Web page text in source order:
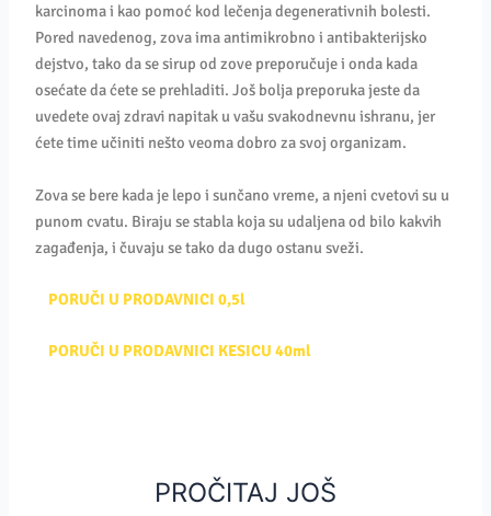
karcinoma i kao pomoć kod lečenja degenerativnih bolesti.
Pored navedenog, zova ima antimikrobno i antibakterijsko
dejstvo, tako da se sirup od zove preporučuje i onda kada
osećate da ćete se prehladiti. Još bolja preporuka jeste da
uvedete ovaj zdravi napitak u vašu svakodnevnu ishranu, jer
ćete time učiniti nešto veoma dobro za svoj organizam.
Zova se bere kada je lepo i sunčano vreme, a njeni cvetovi su u
punom cvatu. Biraju se stabla koja su udaljena od bilo kakvih
zagađenja, i čuvaju se tako da dugo ostanu sveži.
PORUČI U PRODAVNICI 0,5l
PORUČI U PRODAVNICI KESICU 40ml
PROČITAJ JOŠ